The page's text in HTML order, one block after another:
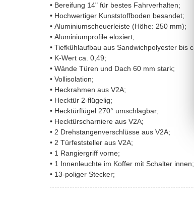
• Bereifung 14" für bestes Fahrverhalten;
• Hochwertiger Kunststoffboden besandet;
• Aluminiumscheuerleiste (Höhe: 250 mm);
• Aluminiumprofile eloxiert;
• Tiefkühlaufbau aus Sandwichpolyester bis
• K-Wert ca. 0,49;
• Wände Türen und Dach 60 mm stark;
• Vollisolation;
• Heckrahmen aus V2A;
• Hecktür 2-flügelig;
• Hecktürflügel 270° umschlagbar;
• Hecktürscharniere aus V2A;
• 2 Drehstangenverschlüsse aus V2A;
• 2 Türfeststeller aus V2A;
• 1 Rangiergriff vorne;
• 1 Innenleuchte im Koffer mit Schalter innen;
• 13-poliger Stecker;